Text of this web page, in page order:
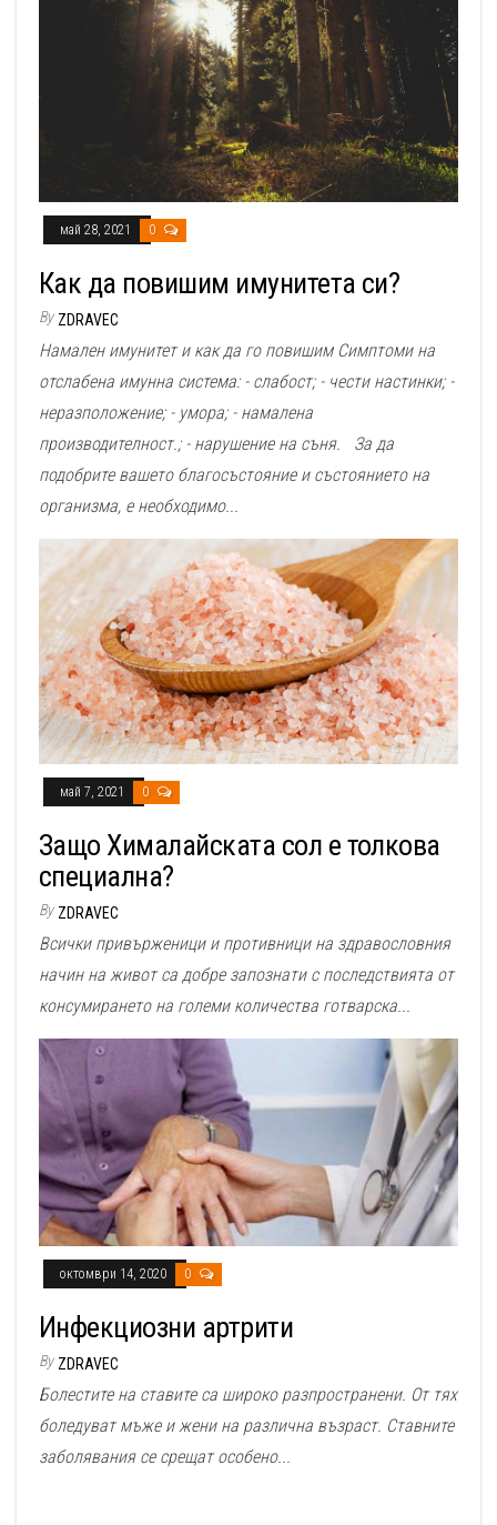
май 28, 2021 0
Как да повишим имунитета си?
By ZDRAVEC
Намален имунитет и как да го повишим Симптоми на
отслабена имунна система: - слабост; - чести настинки; -
неразположение; - умора; - намалена
производителност.; - нарушение на съня. За да
подобрите вашето благосъстояние и състоянието на
организма, е необходимо...
май 7, 2021 0
Защо Хималайската сол е толкова
специална?
By ZDRAVEC
Всички привърженици и противници на здравословния
начин на живот са добре запознати с последствията от
консумирането на големи количества готварска...
октомври 14, 2020 0
Инфекциозни артрити
By ZDRAVEC
Болестите на ставите са широко разпространени. От тях
боледуват мъже и жени на различна възраст. Ставните
заболявания се срещат особено...